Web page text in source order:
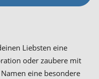
Liebsten eine
oder zaubere mit
eine besondere